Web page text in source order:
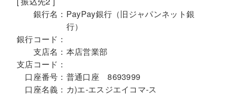
銀行名： PayPay銀行（旧ジャパンネット銀
行）
銀行コード：
支店名： 本店営業部
支店コード：
口座番号： 普通口座 8693999
口座名義： カ)エ-エスジエイコマ-ス